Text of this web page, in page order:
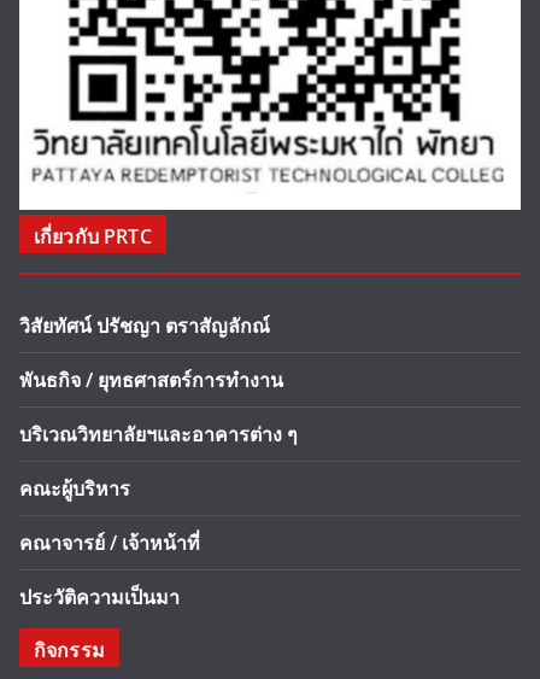
เกี่ยวกับ PRTC
วิสัยทัศน์ ปรัชญา ตราสัญลักณ์
พันธกิจ / ยุทธศาสตร์การทำงาน
บริเวณวิทยาลัยฯและอาคารต่าง ๆ
คณะผู้บริหาร
คณาจารย์ / เจ้าหน้าที่
ประวัติความเป็นมา
กิจกรรม